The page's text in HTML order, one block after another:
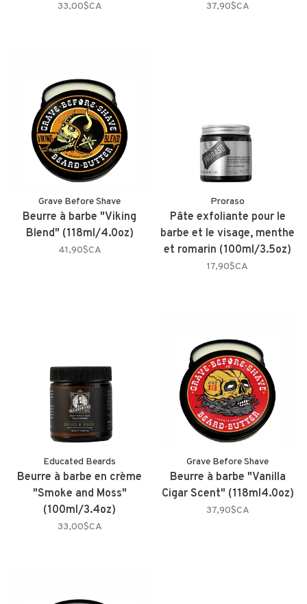
33,00$CA 37,90$CA
Grave Before Shave
Beurre à barbe "Viking
Blend" (118ml/4.0oz)
41,90$CA
Proraso
Pâte exfoliante pour le
barbe et le visage, menthe
et romarin (100ml/3.5oz)
17,90$CA
Educated Beards
Beurre à barbe en crème
"Smoke and Moss"
(100ml/3.4oz)
33,00$CA
Grave Before Shave
Beurre à barbe "Vanilla
Cigar Scent" (118ml4.0oz)
37,90$CA